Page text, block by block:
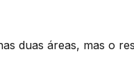
duas áreas, mas o